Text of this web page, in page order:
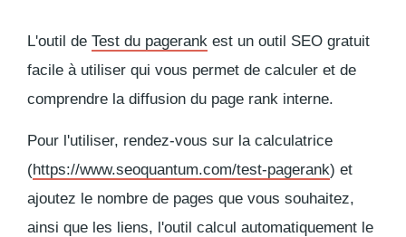
L'outil de Test du pagerank est un outil SEO gratuit
facile à utiliser qui vous permet de calculer et de
comprendre la diffusion du page rank interne.
Pour l'utiliser, rendez-vous sur la calculatrice
(https://www.seoquantum.com/test-pagerank) et
ajoutez le nombre de pages que vous souhaitez,
ainsi que les liens, l'outil calcul automatiquement le